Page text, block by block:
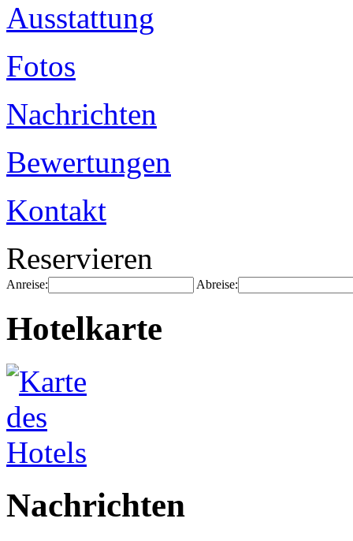
Ausstattung
Fotos
Nachrichten
Bewertungen
Kontakt
Reservieren
Anreise: Abreise:
Hotelkarte
Nachrichten